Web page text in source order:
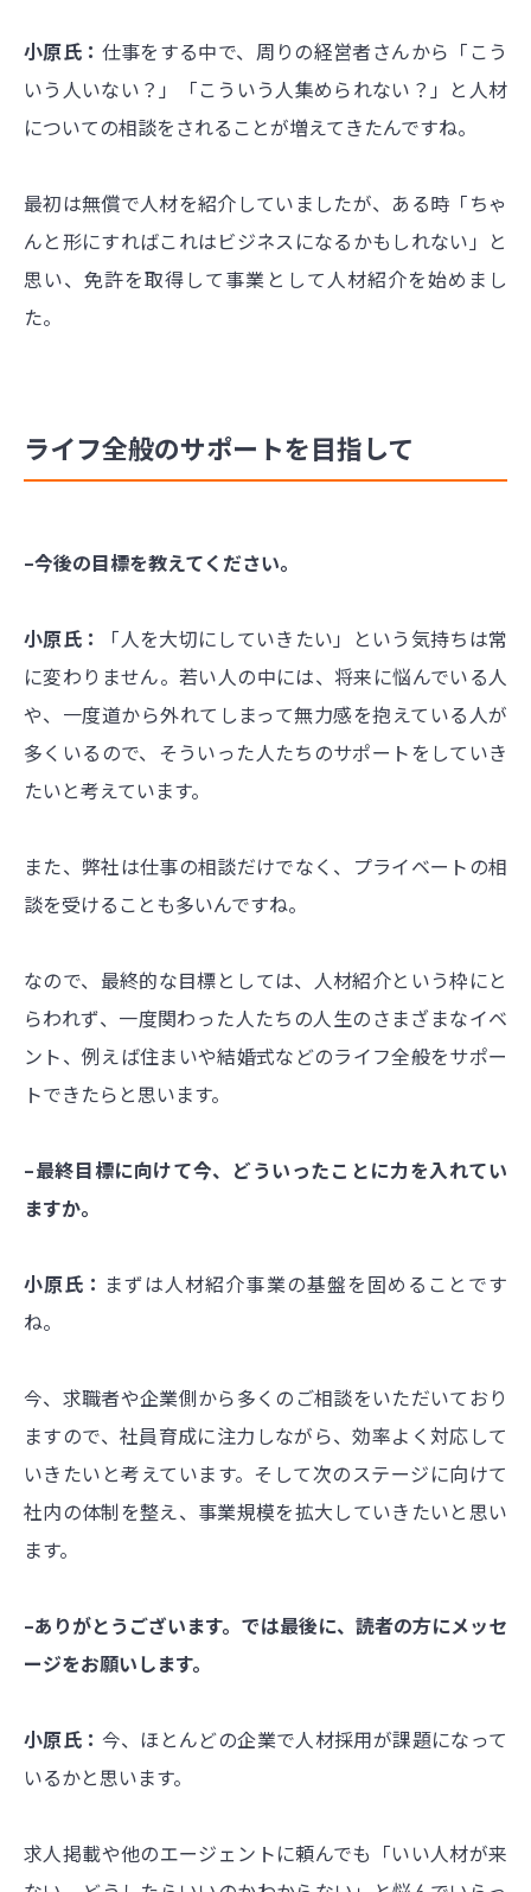
小原氏： 仕事をする中で、周りの経営者さんから「こう
いう人いない？」「こういう人集められない？」と人材
についての相談をされることが増えてきたんですね。
最初は無償で人材を紹介していましたが、ある時「ちゃ
んと形にすればこれはビジネスになるかもしれない」と
思い、免許を取得して事業として人材紹介を始めまし
た。
ライフ全般のサポートを目指して
–今後の目標を教えてください。
小原氏：
「人を大切にしていきたい」という気持ちは常
に変わりません。若い人の中には、将来に悩んでいる人
や、一度道から外れてしまって無力感を抱えている人が
多くいるので、そういった人たちのサポートをしていき
たいと考えています。
また、弊社は仕事の相談だけでなく、プライベートの相
談を受けることも多いんですね。
なので、最終的な目標としては、人材紹介という枠にと
らわれず、一度関わった人たちの人生のさまざまなイベ
ント、例えば住まいや結婚式などのライフ全般をサポー
トできたらと思います。
–最終目標に向けて今、どういったことに力を入れてい
ますか。
小原氏： まずは人材紹介事業の基盤を固めることです
ね。
今、求職者や企業側から多くのご相談をいただいており
ますので、社員育成に注力しながら、効率よく対応して
いきたいと考えています。そして次のステージに向けて
社内の体制を整え、事業規模を拡大していきたいと思い
ます。
–ありがとうございます。では最後に、読者の方にメッセ
ージをお願いします。
小原氏： 今、ほとんどの企業で人材採用が課題になって
いるかと思います。
求人掲載や他のエージェントに頼んでも「いい人材が来